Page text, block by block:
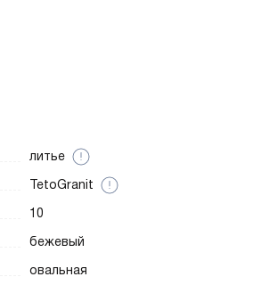
литье
TetoGranit
10
бежевый
овальная